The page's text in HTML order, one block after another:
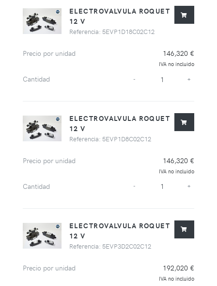
ELECTROVALVULA ROQUET
12 V
Referencia: 5EVP1D18C02C12
Precio por unidad 146,320 €
IVA no incluido
Cantidad - +
ELECTROVALVULA ROQUET
12 V
Referencia: 5EVP1D8C02C12
Precio por unidad 146,320 €
IVA no incluido
Cantidad - +
ELECTROVALVULA ROQUET
12 V
Referencia: 5EVP3D2C02C12
Precio por unidad 192,020 €
IVA no incluido